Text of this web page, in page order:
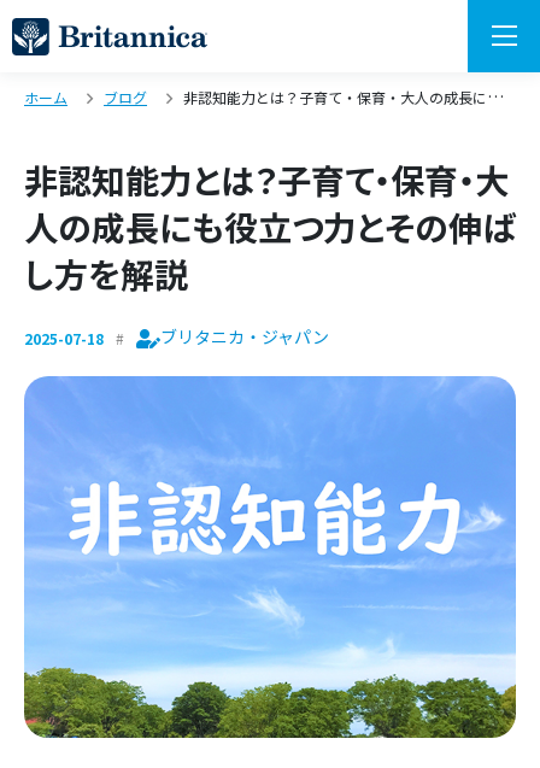
ホーム ブログ 非認知能力とは？子育て・保育・大人の成長にも役立つ力とその伸ばし方を解説
非認知能力とは？子育て・保育・大
人の成長にも役立つ力とその伸ば
し方を解説
2025-07-18 ブリタニカ・ジャパン